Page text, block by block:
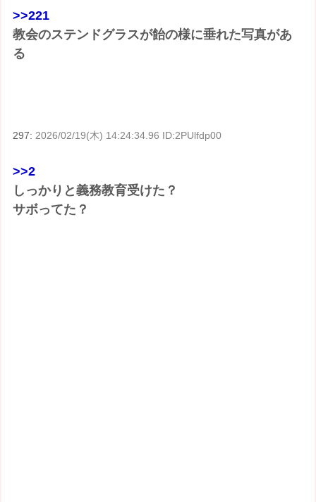
>>221
教会のステンドグラスが飴の様に垂れた写真があ
る
297: 2026/02/19(木) 14:24:34.96 ID:2PUlfdp00
>>2
しっかりと義務教育受けた？
サボってた？